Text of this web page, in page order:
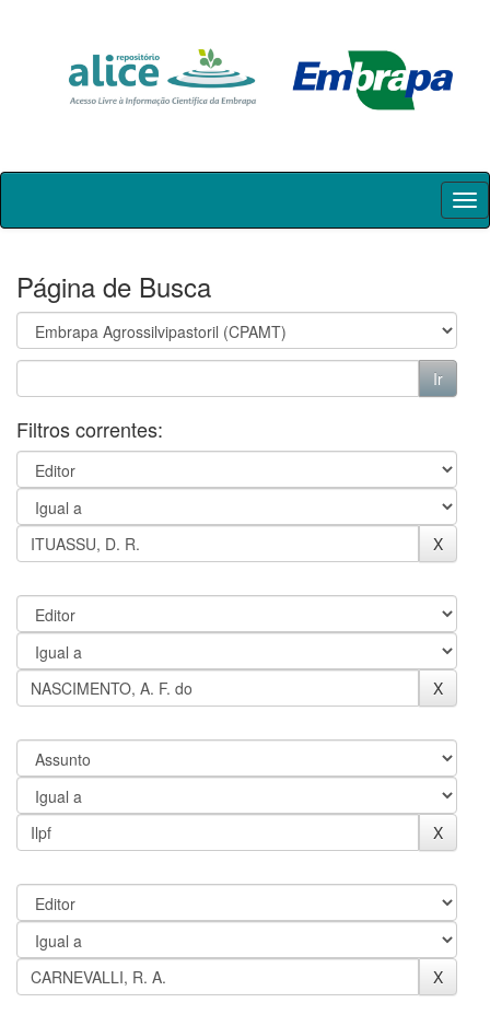
Skip
Página de Busca
Filtros correntes: